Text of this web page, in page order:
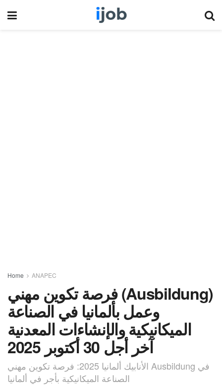
Home ANAPEC
فرصة تكوين مهني (Ausbildung)
وعمل بألمانيا في الصناعة
الميكانيكية والإنشاءات المعدنية
آخر أجل 30 أكتوبر 2025
الأنابيك ألمانيا 2025: فرصة تكوين مهني Ausbildung في
الصناعة الميكانيكية بأجر في ألمانيا